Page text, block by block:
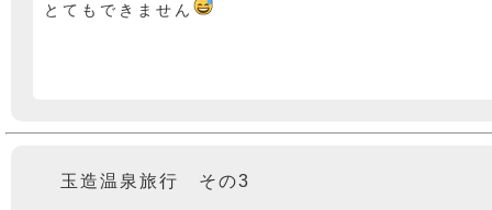
とてもできません
玉造温泉旅行 その3